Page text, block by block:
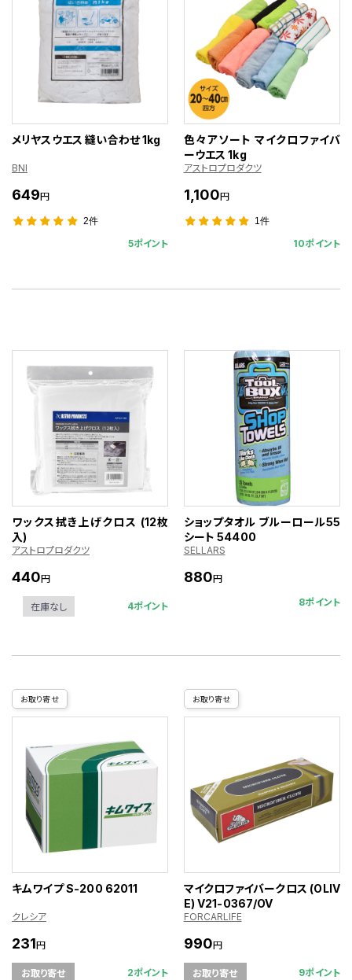
メリヤスウエス 縫い合わせ 1kg
BNI
649円
2件
5ポイント
色々アソート マイクロファイバ
ーウエス 1kg
アストロプロダクツ
1,100円
1件
10ポイント
ワックス拭き上げクロス (12枚
入)
アストロプロダクツ
440円
在庫なし 4ポイント
ショップタオル ブルーロール55
シート 54400
SELLARS
880円
8ポイント
お取り寄せ
キムワイプ S-200 62011
クレシア
231円
お取り寄せ 2ポイント
お取り寄せ
マイクロファイバークロス (OLIV
E) V21-0367/OV
FORCARLIFE
990円
お取り寄せ 9ポイント